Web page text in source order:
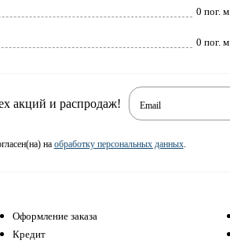
0 пог. м
0 пог. м
акций и распродаж! Email
на обработку персональных данных.
Оформление заказа
Кредит